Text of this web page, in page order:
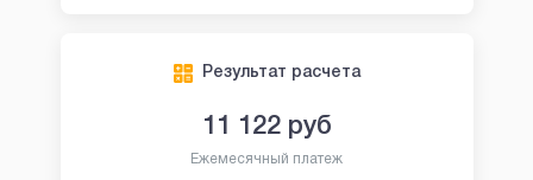
Результат расчета
11 122руб
Ежемесячный платеж